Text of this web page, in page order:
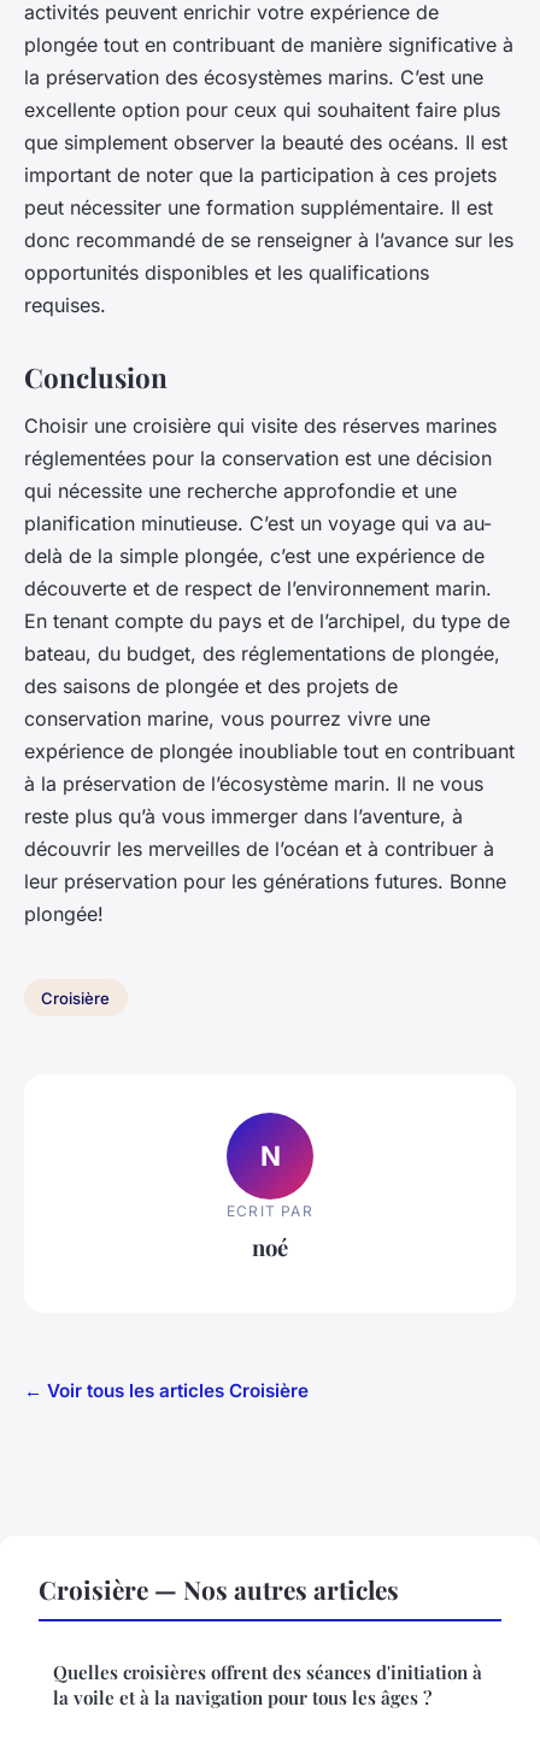
activités peuvent enrichir votre expérience de
plongée tout en contribuant de manière significative à
la préservation des écosystèmes marins. C’est une
excellente option pour ceux qui souhaitent faire plus
que simplement observer la beauté des océans. Il est
important de noter que la participation à ces projets
peut nécessiter une formation supplémentaire. Il est
donc recommandé de se renseigner à l’avance sur les
opportunités disponibles et les qualifications
requises.
Conclusion
Choisir une croisière qui visite des réserves marines
réglementées pour la conservation est une décision
qui nécessite une recherche approfondie et une
planification minutieuse. C’est un voyage qui va au-
delà de la simple plongée, c’est une expérience de
découverte et de respect de l’environnement marin.
En tenant compte du pays et de l’archipel, du type de
bateau, du budget, des réglementations de plongée,
des saisons de plongée et des projets de
conservation marine, vous pourrez vivre une
expérience de plongée inoubliable tout en contribuant
à la préservation de l’écosystème marin. Il ne vous
reste plus qu’à vous immerger dans l’aventure, à
découvrir les merveilles de l’océan et à contribuer à
leur préservation pour les générations futures. Bonne
plongée!
Croisière
N
ECRIT PAR
noé
← Voir tous les articles Croisière
Croisière — Nos autres articles
Quelles croisières offrent des séances d'initiation à
la voile et à la navigation pour tous les âges ?